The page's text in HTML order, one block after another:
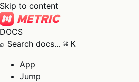
Skip to content
DOCS
⌕ Search docs… ⌘ K
App
Jump